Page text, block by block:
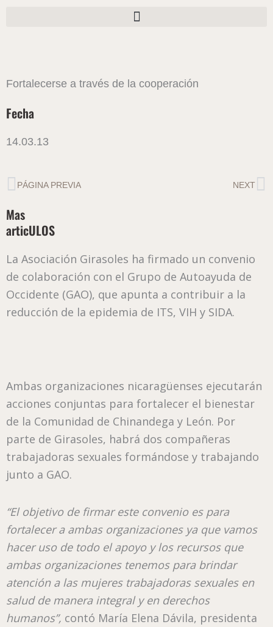
Fortalecerse a través de la cooperación
Fecha
14.03.13
Ant
PÁGINA PREVIA NEXT
Mas
articULOS
La Asociación Girasoles ha firmado un convenio
de colaboración con el Grupo de Autoayuda de
Occidente (GAO), que apunta a contribuir a la
reducción de la epidemia de ITS, VIH y SIDA.
Ambas organizaciones nicaragüenses ejecutarán
acciones conjuntas para fortalecer el bienestar
de la Comunidad de Chinandega y León. Por
parte de Girasoles, habrá dos compañeras
trabajadoras sexuales formándose y trabajando
junto a GAO.
“El objetivo de firmar este convenio es para
fortalecer a ambas organizaciones ya que vamos
hacer uso de todo el apoyo y los recursos que
ambas organizaciones tenemos para brindar
atención a las mujeres trabajadoras sexuales en
salud de manera integral y en derechos
humanos”, contó María Elena Dávila, presidenta